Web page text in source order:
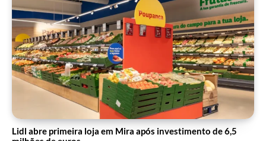
Lidl abre primeira loja em Mira após investimento de 6,5